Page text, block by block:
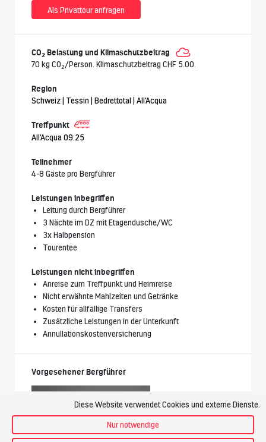
Als Privattour anfragen
CO2 Belastung und Klimaschutzbeitrag
70 kg CO2/Person. Klimaschutzbeitrag CHF 5.00.
Region
Schweiz | Tessin | Bedrettotal | All'Acqua
Treffpunkt
All'Acqua 09:25
Teilnehmer
4-8 Gäste pro Bergführer
Leistungen inbegriffen
Leitung durch Bergführer
3 Nächte im DZ mit Etagendusche/WC
3x Halbpension
Tourentee
Leistungen nicht inbegriffen
Anreise zum Treffpunkt und Heimreise
Nicht erwähnte Mahlzeiten und Getränke
Kosten für allfällige Transfers
Zusätzliche Leistungen in der Unterkunft
Annullationskostenversicherung
Vorgesehener Bergführer
Diese Website verwendet Cookies und externe Dienste.
Nur notwendige